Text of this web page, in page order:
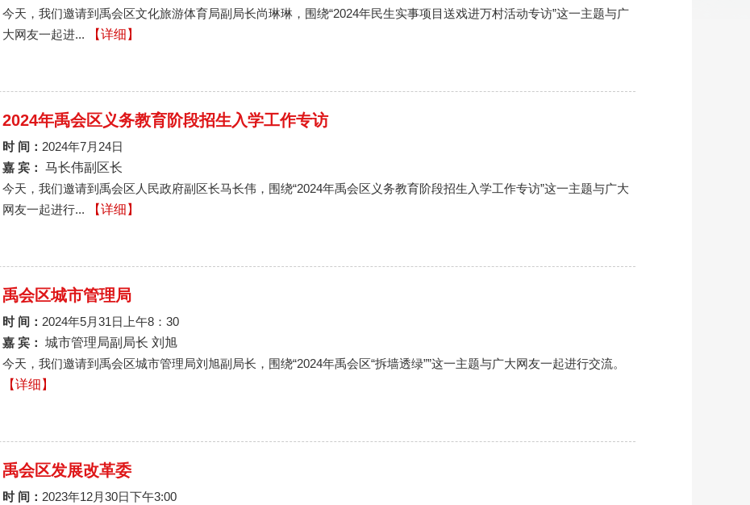
今天，我们邀请到禹会区文化旅游体育局副局长尚琳琳，围绕“2024年民生实事项目送戏进万村活动专访”这一主题与广
大网友一起进...
【详细】
2024年禹会区义务教育阶段招生入学工作专访
时 间： 2024年7月24日
嘉 宾： 马长伟副区长
今天，我们邀请到禹会区人民政府副区长马长伟，围绕“2024年禹会区义务教育阶段招生入学工作专访”这一主题与广大
网友一起进行...
【详细】
禹会区城市管理局
时 间： 2024年5月31日上午8：30
嘉 宾： 城市管理局副局长 刘旭
今天，我们邀请到禹会区城市管理局刘旭副局长，围绕“2024年禹会区“拆墙透绿””这一主题与广大网友一起进行交流。
【详细】
禹会区发展改革委
时 间： 2023年12月30日下午3:00